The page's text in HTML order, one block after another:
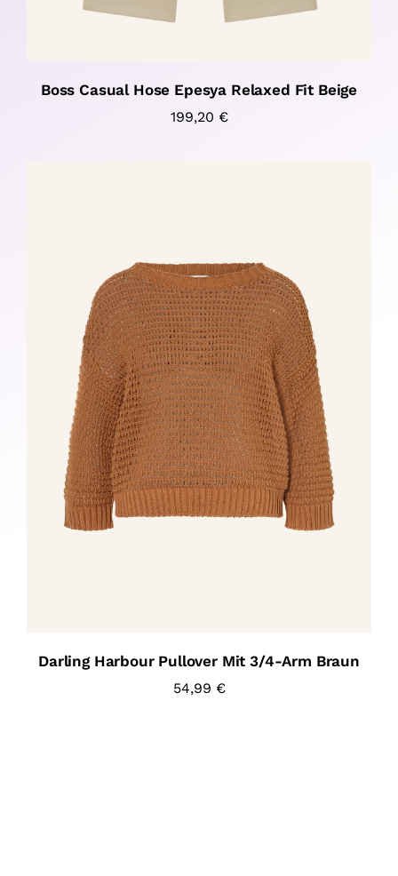
Boss Casual Hose Epesya Relaxed Fit Beige
199,20 €
Darling Harbour Pullover Mit 3/4-Arm Braun
54,99 €